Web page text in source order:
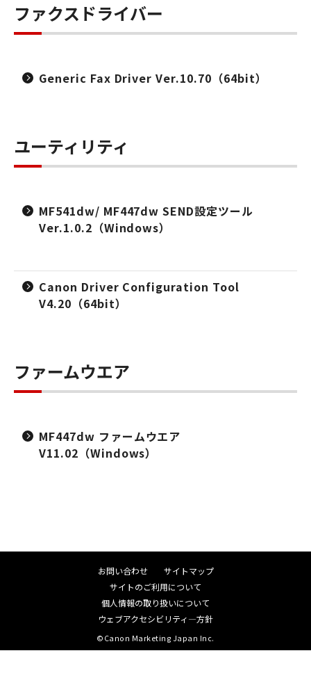
ファクスドライバー
Generic Fax Driver Ver.10.70（64bit）
ユーティリティ
MF541dw/ MF447dw SEND設定ツール
Ver.1.0.2（Windows）
Canon Driver Configuration Tool
V4.20（64bit）
ファームウエア
MF447dw ファームウエア
V11.02（Windows）
お問い合わせ
サイトマップ
サイトのご利用について
個人情報の取り扱いについて
ウェブアクセシビリティ―方針
©Canon Marketing Japan Inc.